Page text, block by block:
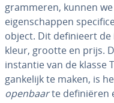
gram­me­ren, kunnen we
ei­gen­schap­pen
object. Dit de­fi­ni­eert
kleur, grootte en prijs.
instantie van de klasse
gan­ke­lijk te maken, is
openbaarte de­fi­ni­ë­ren